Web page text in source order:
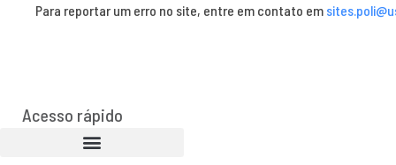
Para reportar um erro no site, entre em contato em
Acesso rápido